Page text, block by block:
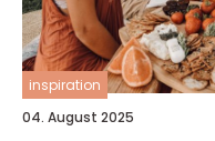
inspiration
04. August 2025